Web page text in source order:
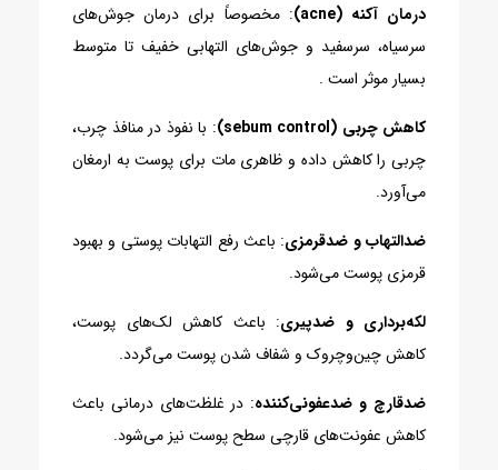
درمان آکنه (acne)
: مخصوصاً برای درمان جوش‌های
سرسیاه، سرسفید و جوش‌های التهابی خفیف تا متوسط
بسیار موثر است .
کاهش چربی (sebum control)
: با نفوذ در منافذ چرب،
چربی را کاهش داده و ظاهری مات برای پوست به ارمغان
می‌آورد.
ضدالتهاب و ضدقرمزی: باعث رفع التهابات پوستی و بهبود
قرمزی پوست می‌شود.
لکه‌برداری و ضدپیری: باعث کاهش لک‌های پوست،
کاهش چین‌وچروک و شفاف شدن پوست می‌گردد.
ضدقارچ و ضدعفونی‌کننده: در غلظت‌های درمانی باعث
کاهش عفونت‌های قارچی سطح پوست نیز می‌شود.